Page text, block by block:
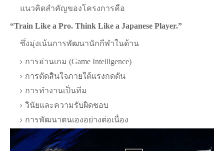
แนวคิดสำคัญของโครงการคือ
“Train Like a Pro. Think Like a Japanese Player.”
ซึ่งมุ่งเน้นการพัฒนานักกีฬาในด้าน
การอ่านเกม (Game Intelligence)
การตัดสินใจภายใต้แรงกดดัน
การทำงานเป็นทีม
วินัยและความรับผิดชอบ
การพัฒนาตนเองอย่างต่อเนื่อง